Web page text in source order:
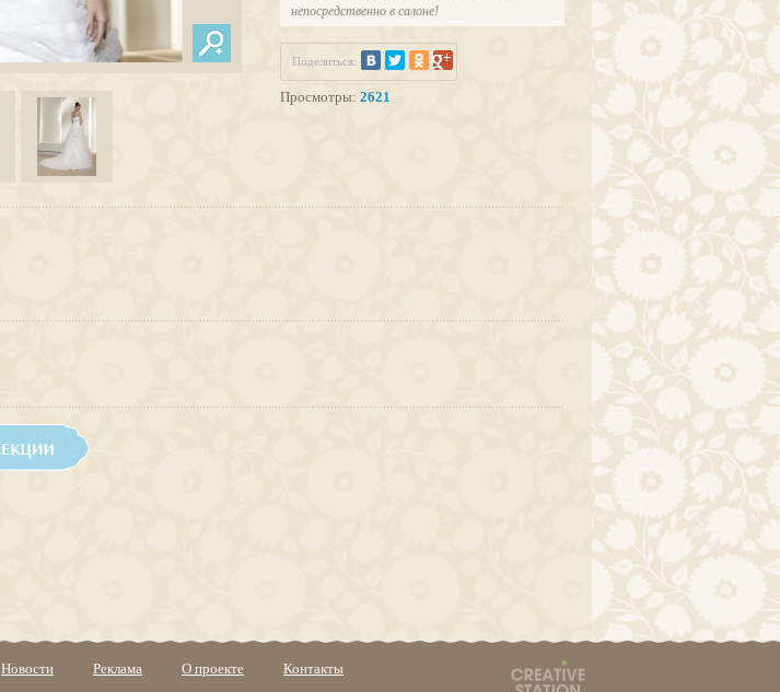
непосредственно в салоне!
Поделиться:
Просмотры: 2621
Новости Реклама О проекте Контакты